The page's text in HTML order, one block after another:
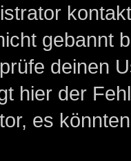
gebannt
deinen
hier der
es